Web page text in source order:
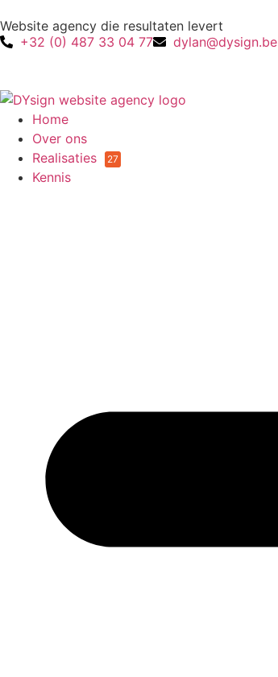
Website agency die resultaten levert
+32 (0) 487 33 04 77
dylan@dysign.be
Home
Over ons
Realisaties
27
Kennis